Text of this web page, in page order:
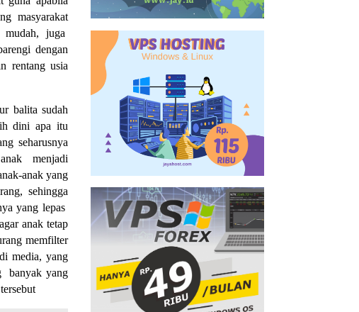
masyarakat
juga
dengan
rentang usia
balita sudah
dini apa itu
seharusnya
anak menjadi
anak yang
sehingga
yang lepas
anak tetap
memfilter
media, yang
banyak yang